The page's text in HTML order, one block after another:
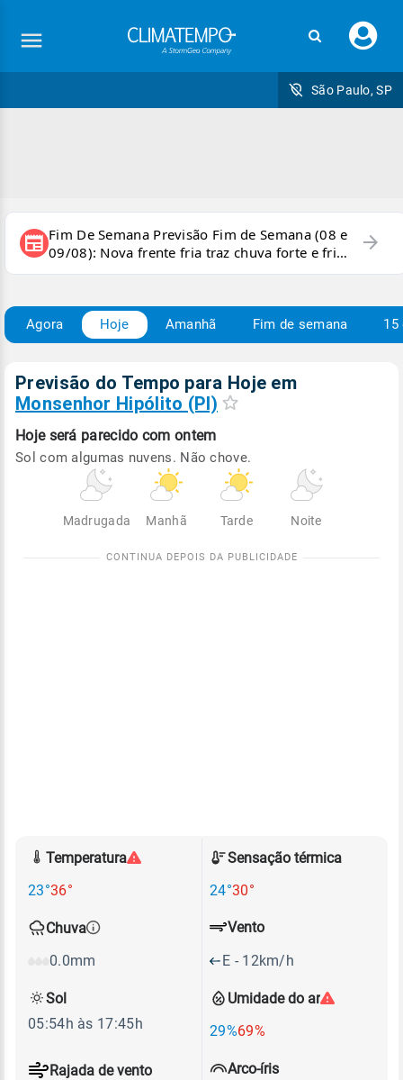
seu
São Paulo, SP
newspaper Fim De Semana Previsão Fim de Semana (08 e
09/08): Nova frente fria traz chuva forte e frio
para áreas do país
arrow_forward
Agora Hoje Amanhã Fim de semana 15
Previsão do Tempo para Hoje em
Monsenhor Hipólito (PI)
Hoje será parecido com ontem
Sol com algumas nuvens. Não chove.
Madrugada Manhã Tarde Noite
Temperatura
23°36°
Sensação térmica
24°30°
Chuva
0.0mm
Umidade do ar
29%69%
Vento
E - 12km/h
Rajada de vento
Sol
05:54h às 17:45h
Arco-íris